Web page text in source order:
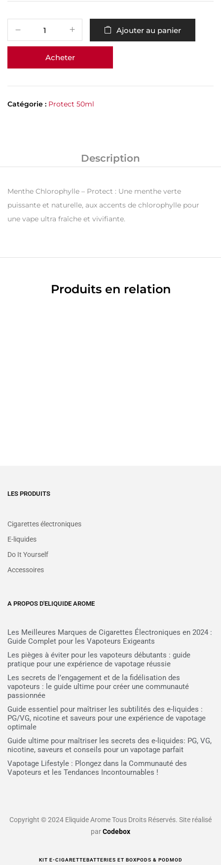
Ajouter au panier
Acheter
Catégorie : Protect 50ml
Description
Menthe Chlorophylle – Protect : Une menthe verte
puissante et naturelle, aux accents de chlorophylle pour
une vape ultra fraîche et vivifiante.
Produits en relation
LES PRODUITS
Cigarettes électroniques
E-liquides
Do It Yourself
Accessoires
A PROPOS D'ELIQUIDE AROME
Les Meilleures Marques de Cigarettes Électroniques en 2024 :
Guide Complet pour les Vapoteurs Exigeants
Les pièges à éviter pour les vapoteurs débutants : guide
pratique pour une expérience de vapotage réussie
Les secrets de l’engagement et de la fidélisation des
vapoteurs : le guide ultime pour créer une communauté
passionnée
Guide essentiel pour maîtriser les subtilités des e-liquides :
PG/VG, nicotine et saveurs pour une expérience de vapotage
optimale
Guide ultime pour maîtriser les secrets des e-liquides: PG, VG,
nicotine, saveurs et conseils pour un vapotage parfait
Vapotage Lifestyle : Plongez dans la Communauté des
Vapoteurs et les Tendances Incontournables !
Copyright © 2024 Eliquide Arome Tous Droits Réservés. Site réalisé
parCodebox
KIT E-CIGARETTEBATTERIES ET BOXPODS & PODMOD